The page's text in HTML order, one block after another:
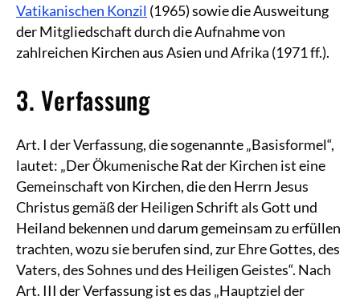
Vatikanischen Konzil (1965) sowie die Ausweitung
der Mitgliedschaft durch die Aufnahme von
zahlreichen Kirchen aus Asien und Afrika (1971 ff.).
3. Verfassung
Art. I der Verfassung, die sogenannte „Basisformel“,
lautet: „Der Ökumenische Rat der Kirchen ist eine
Gemeinschaft von Kirchen, die den Herrn Jesus
Christus gemäß der Heiligen Schrift als Gott und
Heiland bekennen und darum gemeinsam zu erfüllen
trachten, wozu sie berufen sind, zur Ehre Gottes, des
Vaters, des Sohnes und des Heiligen Geistes“. Nach
Art. III der Verfassung ist es das „Hauptziel der